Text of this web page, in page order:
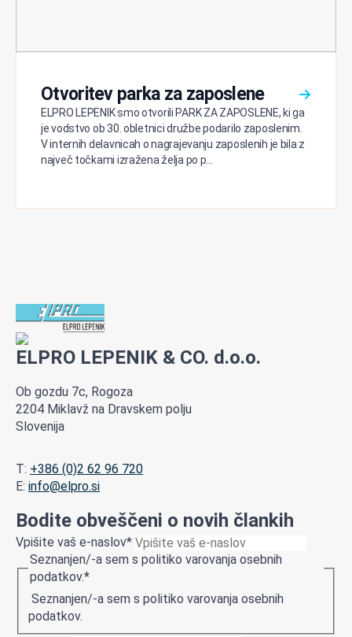
Otvoritev parka za zaposlene
ELPRO LEPENIK smo otvorili PARK ZA ZAPOSLENE, ki ga
je vodstvo ob 30. obletnici družbe podarilo zaposlenim.
V internih delavnicah o nagrajevanju zaposlenih je bila z
največ točkami izražena želja po p...
ELPRO LEPENIK & CO. d.o.o.
Ob gozdu 7c, Rogoza
2204 Miklavž na Dravskem polju
Slovenija
T: +386 (0)2 62 96 720
E: info@elpro.si
Bodite obveščeni o novih člankih
Vpišite vaš e-naslov*
Seznanjen/-a sem s politiko varovanja osebnih
podatkov.*
Seznanjen/-a sem s politiko varovanja osebnih
podatkov.